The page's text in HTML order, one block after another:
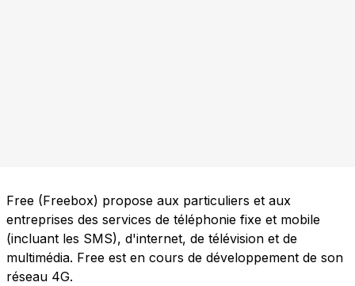
Free (Freebox) propose aux particuliers et aux
entreprises des services de téléphonie fixe et mobile
(incluant les SMS), d'internet, de télévision et de
multimédia. Free est en cours de développement de son
réseau 4G.